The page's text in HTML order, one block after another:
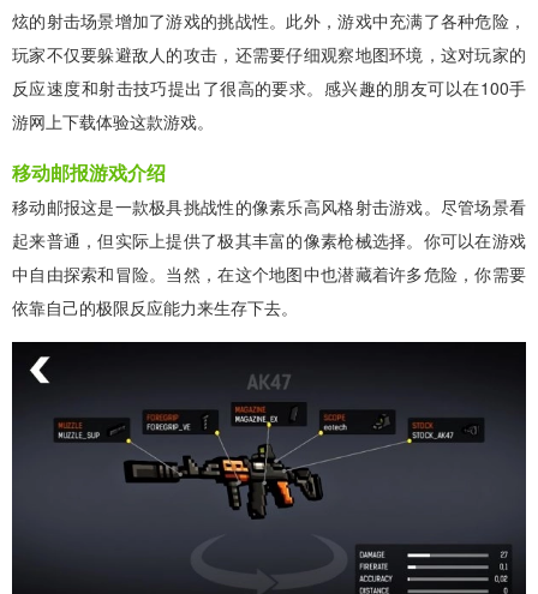
炫的射击场景增加了游戏的挑战性。此外，游戏中充满了各种危险，
玩家不仅要躲避敌人的攻击，还需要仔细观察地图环境，这对玩家的
反应速度和射击技巧提出了很高的要求。感兴趣的朋友可以在100手
游网上下载体验这款游戏。
移动邮报游戏介绍
移动邮报这是一款极具挑战性的像素乐高风格射击游戏。尽管场景看
起来普通，但实际上提供了极其丰富的像素枪械选择。你可以在游戏
中自由探索和冒险。当然，在这个地图中也潜藏着许多危险，你需要
依靠自己的极限反应能力来生存下去。